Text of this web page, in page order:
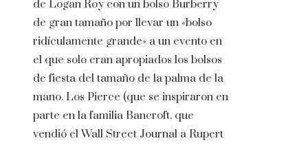
de Logan Roy con un bolso Burberry
de gran tamaño por llevar un «bolso
ridículamente grande» a un evento en
el que solo eran apropiados los bolsos
de fiesta del tamaño de la palma de la
mano. Los Pierce (que se inspiraron en
parte en la familia Bancroft, que
vendió el Wall Street Journal a Rupert